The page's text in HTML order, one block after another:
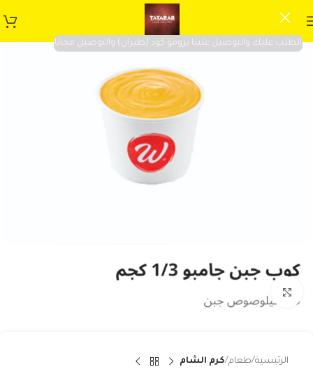
الطلب عليك والتوصيل علينا برومو كود (طيران) والتوصيل مجانا
الرئيسية طعام كرم الشام